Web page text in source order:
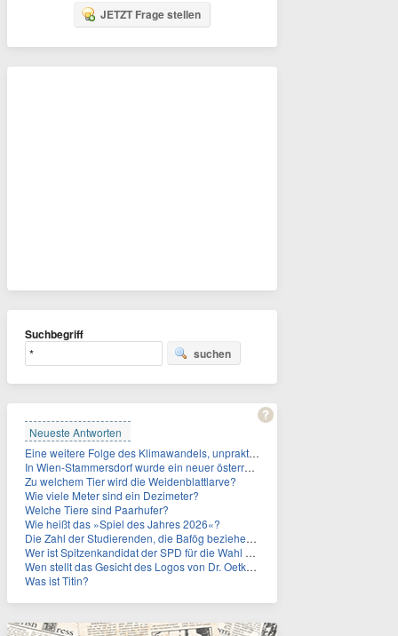
JETZT Frage stellen
Suchbegriff
suchen
Neueste Antworten
Eine weitere Folge des Klimawandels, unpraktisch für Urlauber: Wo fehlt mittlerweile sogar das Trinkwasser?
In Wien-Stammersdorf wurde ein neuer österreichischer Temperaturrekord gemessen. Wie hoch war die Temperatur?
Zu welchem Tier wird die Weidenblattlarve?
Wie viele Meter sind ein Dezimeter?
Welche Tiere sind Paarhufer?
Wie heißt das »Spiel des Jahres 2026«?
Die Zahl der Studierenden, die Bafög beziehen, sinkt. Woran liegt das?
Wer ist Spitzenkandidat der SPD für die Wahl zum Berliner Abgeordnetenhaus im September 2026?
Wen stellt das Gesicht des Logos von Dr. Oetker dar?
Was ist Titin?